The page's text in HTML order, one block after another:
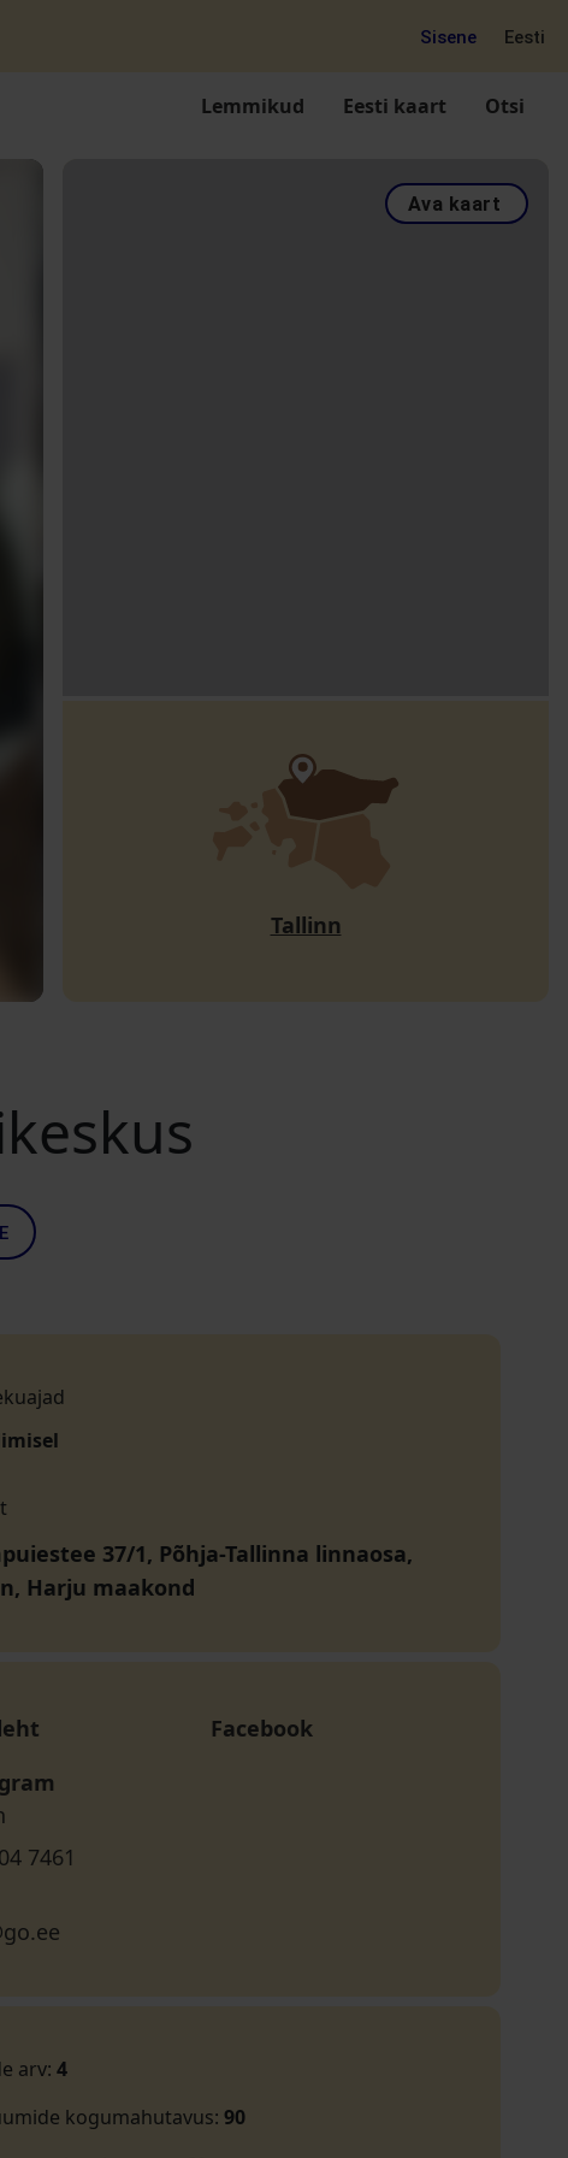
Sisene Eesti
Lemmikud Eesti kaart Otsi
Ava kaart
Tallinn
37/1, Põhja-Tallinna linnaosa,
Harju maakond
Facebook
7461
arv: 4
kogumahutavus: 90